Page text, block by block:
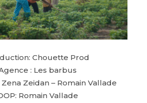
Chouette Prod
: Les barbus
Zeidan – Romain Vallade
Romain Vallade